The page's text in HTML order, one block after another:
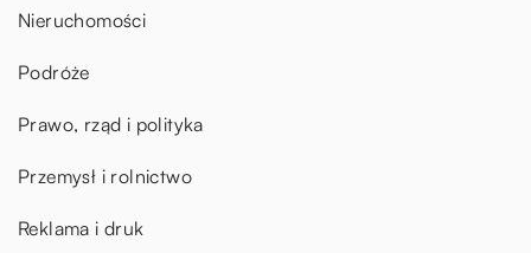
Nieruchomości
Podróże
Prawo, rząd i polityka
Przemysł i rolnictwo
Reklama i druk